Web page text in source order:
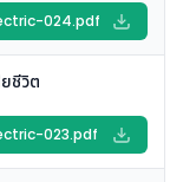
024.pdf
ชีวิต
023.pdf